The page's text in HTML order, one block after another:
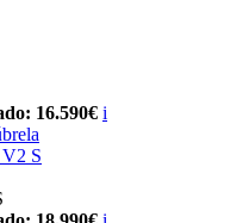
16.590€ i
S